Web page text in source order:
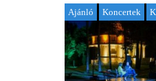
Ajánló Koncertek